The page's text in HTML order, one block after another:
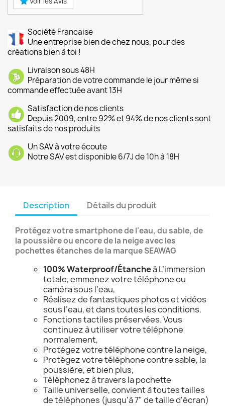
Société Francaise
Une entreprise bien de chez nous, pour des
créations bien à toi !
Livraison sous 48H
Préparation de votre commande le jour même si
commande effectuée avant 13H
Satisfaction de nos clients
Depuis 2009, entre 92% et 94% de nos clients sont
satisfaits de nos produits
Un SAV à votre écoute
Notre SAV est disponible 6/7J de 10h à 18H
Description Détails du produit
Protégez votre smartphone de l'eau, du sable, de
la poussière ou encore de la neige avec les
pochettes étanches de la marque SEAWAG
100% Waterproof/Étancheà L’immersion
totale, emmenez votre téléphone ou
caméra sous l’eau,
Réalisez de fantastiques photos et vidéos
sous l’eau, et dans toutes les conditions.
Fonctions tactiles préservées. Vous
continuez à utiliser votre téléphone
normalement,
Protégez votre téléphone contre la neige,
Protégez votre téléphone contre sable, la
poussière, et bien plus,
Téléphonez à travers la pochette
Taille universelle, convient à toutes tailles
de téléphones (jusqu'à 7" de taille d'écran)